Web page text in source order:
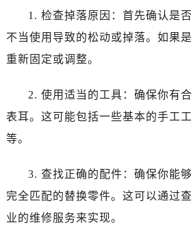
1. 检查掉落原因：首先确认是
不当使用导致的松动或掉落。如果
重新固定或调整。
2. 使用适当的工具：确保你有
表耳。这可能包括一些基本的手工
等。
3. 查找正确的配件：确保你能
完全匹配的替换零件。这可以通过
业的维修服务来实现。